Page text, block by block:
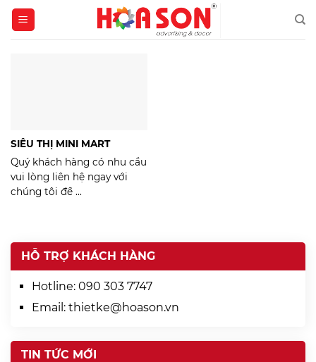
Skip
content
SIÊU THỊ MINI MART
Quý khách hàng có nhu cầu
vui lòng liên hệ ngay với
chúng tôi để ...
HỖ TRỢ KHÁCH HÀNG
Hotline: 090 303 7747
Email: thietke@hoason.vn
TIN TỨC MỚI